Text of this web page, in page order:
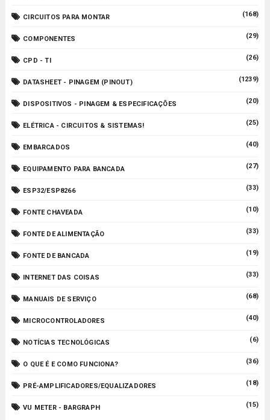
CIRCUITOS PARA MONTAR (168)
COMPONENTES (29)
CPD - TI (26)
DATASHEET - PINAGEM (PINOUT) (1239)
DISPOSITIVOS - PINAGEM & ESPECIFICAÇÕES (20)
ELÉTRICA - CIRCUITOS & SISTEMAS! (25)
EMBARCADOS (40)
EQUIPAMENTO PARA BANCADA (27)
ESP32/ESP8266 (33)
FONTE CHAVEADA (10)
FONTE DE ALIMENTAÇÃO (33)
FONTE DE BANCADA (19)
INTERNET DAS COISAS (33)
MANUAIS DE SERVIÇO (68)
MICROCONTROLADORES (40)
NOTÍCIAS TECNOLÓGICAS (6)
O QUE É E COMO FUNCIONA? (36)
PRÉ-AMPLIFICADORES/EQUALIZADORES (18)
VU METER - BARGRAPH (15)